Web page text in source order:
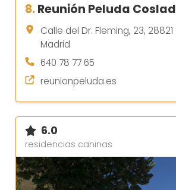
8.Reunión Peluda
Calle del Dr. Fleming, 23,
Madrid
640 78 77 65
reunionpeluda.es
6.0
residencias caninas